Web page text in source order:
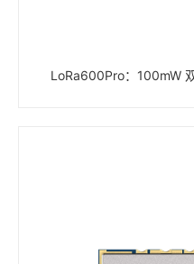
LoRa600Pro：100mW